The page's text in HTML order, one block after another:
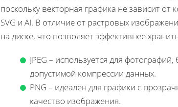
поскольку векторная графика не зависит
SVG и AI. В отличие от растровых
на диске, что позволяет эффективнее
JPEG – используется для
допустимой компрессии данных.
PNG – идеален для графики с
качество изображения.